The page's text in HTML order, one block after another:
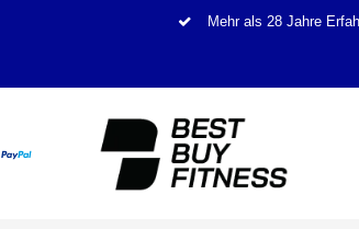
Mehr als 28 Jahre